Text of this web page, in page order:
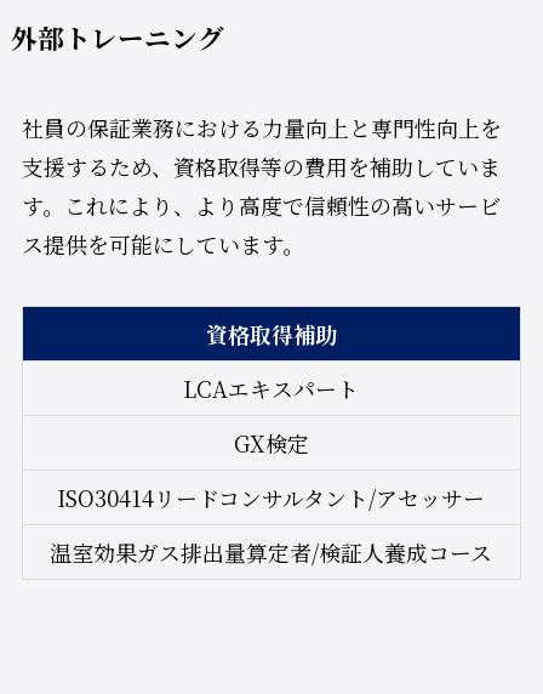
外部トレーニング
社員の保証業務における力量向上と専門性向上を
支援するため、資格取得等の費用を補助していま
す。これにより、より高度で信頼性の高いサービ
ス提供を可能にしています。
資格取得補助
LCAエキスパート
GX検定
ISO30414リードコンサルタント/アセッサー
温室効果ガス排出量算定者/検証人養成コース